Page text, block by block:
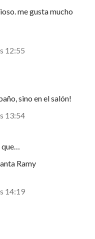
me gusta mucho
12:55
sino en el salón!
13:54
que…
Ramy
14:19